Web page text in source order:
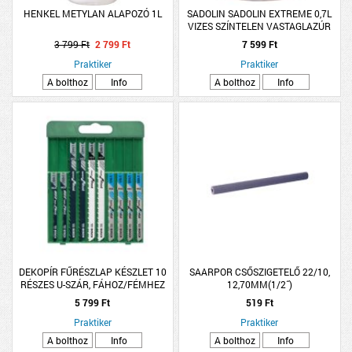
HENKEL METYLAN ALAPOZÓ 1L
3 799 Ft 2 799 Ft
Praktiker
A bolthoz
Info
SADOLIN SADOLIN EXTREME 0,7L
VIZES SZÍNTELEN VASTAGLAZÚR
7 599 Ft
Praktiker
A bolthoz
Info
DEKOPÍR FŰRÉSZLAP KÉSZLET 10
RÉSZES U-SZÁR, FÁHOZ/FÉMHEZ
5 799 Ft
Praktiker
A bolthoz
Info
SAARPOR CSŐSZIGETELŐ 22/10,
12,70MM(1/2˝)
519 Ft
Praktiker
A bolthoz
Info